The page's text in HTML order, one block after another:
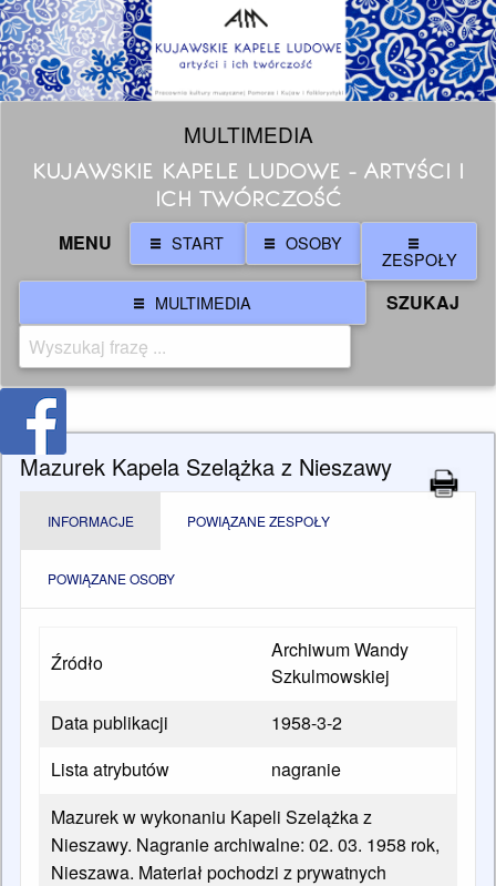
MULTIMEDIA
KUJAWSKIE KAPELE LUDOWE - ARTYŚCI I
ICH TWÓRCZOŚĆ
MENU START OSOBY
ZESPOŁY
MULTIMEDIA
SZUKAJ
Mazurek Kapela Szelążka z Nieszawy
INFORMACJE POWIĄZANE ZESPOŁY
POWIĄZANE OSOBY
Źródło
Archiwum Wandy
Szkulmowskiej
Data publikacji
1958-3-2
Lista atrybutów
nagranie
Mazurek w wykonaniu Kapeli Szelążka z
Nieszawy. Nagranie archiwalne: 02. 03. 1958 rok,
Nieszawa. Materiał pochodzi z prywatnych